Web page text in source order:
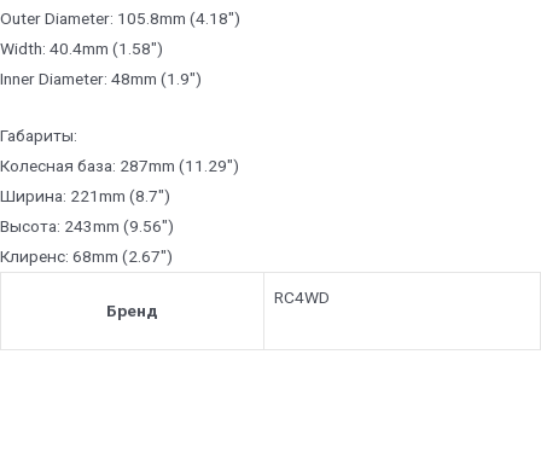
Outer Diameter: 105.8mm (4.18″)
Width: 40.4mm (1.58″)
Inner Diameter: 48mm (1.9″)
Габариты:
Колесная база: 287mm (11.29″)
Ширина: 221mm (8.7″)
Высота: 243mm (9.56″)
Клиренс: 68mm (2.67″)
Бренд
RC4WD